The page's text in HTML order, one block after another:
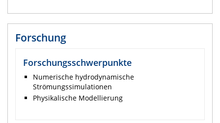
Forschung
Forschungsschwerpunkte
Numerische hydrodynamische
Strömungssimulationen
Physikalische Modellierung